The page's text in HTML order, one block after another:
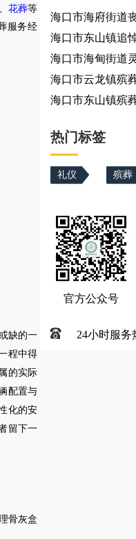
花葬等
服务经
缺的一
程中得
的实际
配置与
化的安
留下一
骨灰盒
海口市海府街道
海口市东山镇追
海口市海甸街道
海口市云龙镇殡
海口市东山镇殡
热门标签
礼仪 殡葬
官方公众号
24小时服务